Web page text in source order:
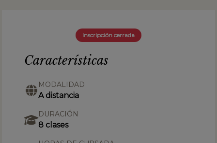
Inscripción cerrada
Características
MODALIDAD
A distancia
DURACIÓN
8 clases